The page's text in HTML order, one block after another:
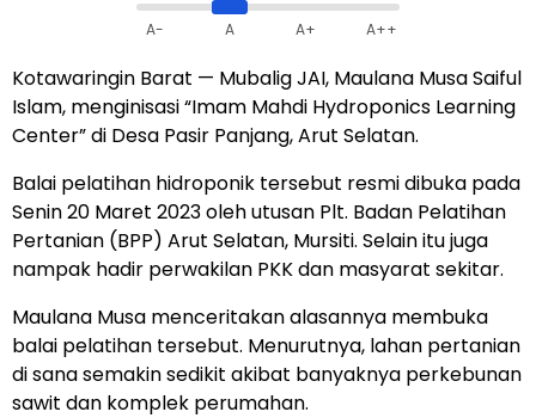
A- A A+ A++
Kotawaringin Barat — Mubalig JAI, Maulana Musa Saiful
Islam, menginisasi “Imam Mahdi Hydroponics Learning
Center” di Desa Pasir Panjang, Arut Selatan.
Balai pelatihan hidroponik tersebut resmi dibuka pada
Senin 20 Maret 2023 oleh utusan Plt. Badan Pelatihan
Pertanian (BPP) Arut Selatan, Mursiti. Selain itu juga
nampak hadir perwakilan PKK dan masyarat sekitar.
Maulana Musa menceritakan alasannya membuka
balai pelatihan tersebut. Menurutnya, lahan pertanian
di sana semakin sedikit akibat banyaknya perkebunan
sawit dan komplek perumahan.